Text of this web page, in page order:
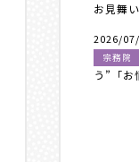
お見舞い
2026/
宗務院
う”「お